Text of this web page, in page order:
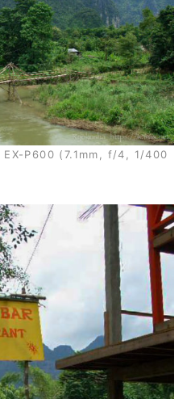
EX-P600 (7.1mm, f/4, 1/400